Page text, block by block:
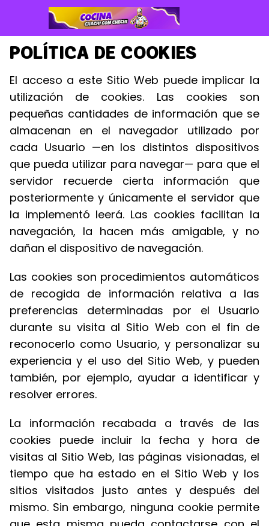
POLÍTICA DE COOKIES
El acceso a este Sitio Web puede implicar la
utilización de cookies. Las cookies son
pequeñas cantidades de información que se
almacenan en el navegador utilizado por
cada Usuario —en los distintos dispositivos
que pueda utilizar para navegar— para que el
servidor recuerde cierta información que
posteriormente y únicamente el servidor que
la implementó leerá. Las cookies facilitan la
navegación, la hacen más amigable, y no
dañan el dispositivo de navegación.
Las cookies son procedimientos automáticos
de recogida de información relativa a las
preferencias determinadas por el Usuario
durante su visita al Sitio Web con el fin de
reconocerlo como Usuario, y personalizar su
experiencia y el uso del Sitio Web, y pueden
también, por ejemplo, ayudar a identificar y
resolver errores.
La información recabada a través de las
cookies puede incluir la fecha y hora de
visitas al Sitio Web, las páginas visionadas, el
tiempo que ha estado en el Sitio Web y los
sitios visitados justo antes y después del
mismo. Sin embargo, ninguna cookie permite